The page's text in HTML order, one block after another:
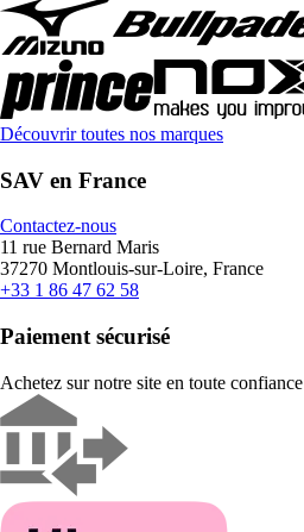
Découvrir toutes nos marques
SAV en France
Contactez-nous
11 rue Bernard Maris
37270 Montlouis-sur-Loire, France
+33 1 86 47 62 58
Paiement sécurisé
Achetez sur notre site en toute confiance